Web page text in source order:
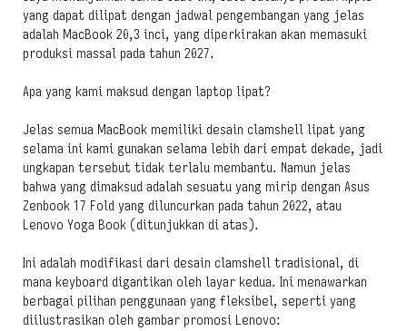
yang dapat dilipat dengan jadwal pengembangan yang jelas
adalah MacBook 20,3 inci, yang diperkirakan akan memasuki
produksi massal pada tahun 2027.
Apa yang kami maksud dengan laptop lipat?
Jelas semua MacBook memiliki desain clamshell lipat yang
selama ini kami gunakan selama lebih dari empat dekade, jadi
ungkapan tersebut tidak terlalu membantu. Namun jelas
bahwa yang dimaksud adalah sesuatu yang mirip dengan Asus
Zenbook 17 Fold yang diluncurkan pada tahun 2022, atau
Lenovo Yoga Book (ditunjukkan di atas).
Ini adalah modifikasi dari desain clamshell tradisional, di
mana keyboard digantikan oleh layar kedua. Ini menawarkan
berbagai pilihan penggunaan yang fleksibel, seperti yang
diilustrasikan oleh gambar promosi Lenovo: